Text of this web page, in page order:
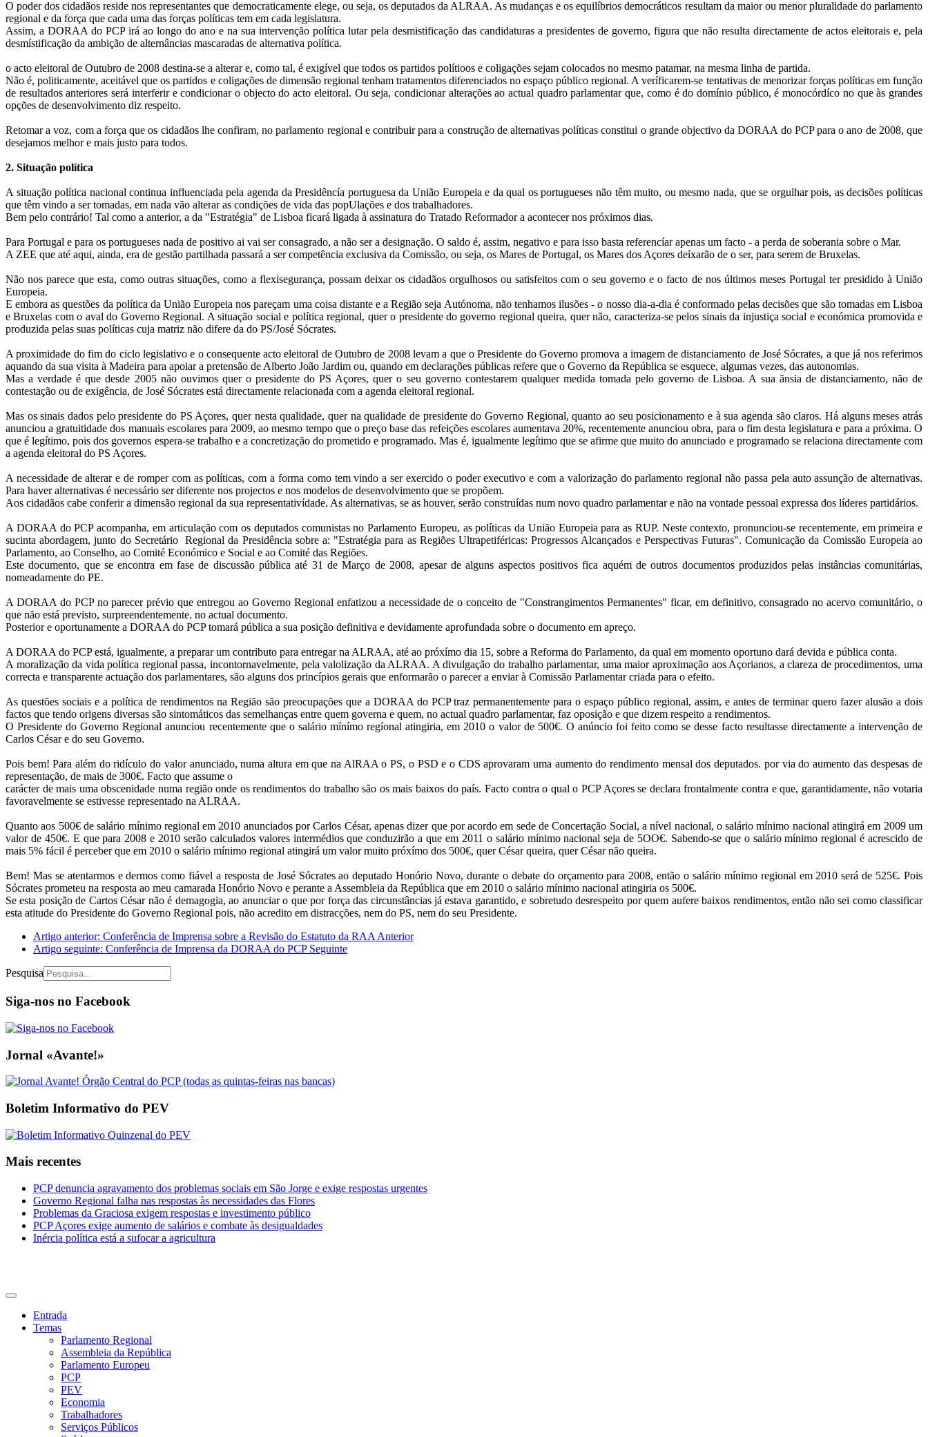
O poder dos cidadãos reside nos representantes que democraticamente elege, ou seja, os deputados da ALRAA. As mudanças e os equilíbrios democráticos resultam da maior ou menor pluralidade do parlamento
regional e da força que cada uma das forças políticas tem em cada legislatura.
Assim, a DORAA do PCP irá ao longo do ano e na sua intervenção política lutar pela desmistificação das candidaturas a presidentes de governo, figura que não resulta directamente de actos eleitorais e, pela
desmístificação da ambição de alternâncias mascaradas de alternativa política.
o acto eleitoral de Outubro de 2008 destina-se a alterar e, como tal, é exigível que todos os partidos polítioos e coligações sejam colocados no mesmo patamar, na mesma linha de partida.
Não é, politicamente, aceitável que os partidos e coligações de dimensão regional tenham tratamentos diferenciados no espaço público regional. A veríficarem-se tentativas de menorizar forças políticas em função
de resultados anteriores será interferir e condicionar o objecto do acto eleitoral. Ou seja, condicionar alterações ao actual quadro parlamentar que, como é do domínio público, é monocórdíco no que às grandes
opções de desenvolvimento diz respeito.
Retomar a voz, com a força que os cidadãos lhe confiram, no parlamento regional e contribuir para a construção de alternativas políticas constitui o grande objectivo da DORAA do PCP para o ano de 2008, que
desejamos melhor e mais justo para todos.
2. Situação política
A situação política nacional continua influenciada pela agenda da Presidêncía portuguesa da União Europeia e da qual os portugueses não têm muito, ou mesmo nada, que se orgulhar pois, as decisões políticas
que têm vindo a ser tomadas, em nada vão alterar as condições de vida das popUlações e dos trabalhadores.
Bem pelo contrário! Tal como a anterior, a da "Estratégia" de Lisboa ficará ligada à assinatura do Tratado Reformador a acontecer nos próximos dias.
Para Portugal e para os portugueses nada de positivo ai vai ser consagrado, a não ser a designação. O saldo é, assim, negativo e para isso basta referencíar apenas um facto - a perda de soberania sobre o Mar.
A ZEE que até aqui, ainda, era de gestão partilhada passará a ser competência exclusiva da Comissão, ou seja, os Mares de Portugal, os Mares dos Açores deíxarão de o ser, para serem de Bruxelas.
Não nos parece que esta, como outras situações, como a flexisegurança, possam deixar os cidadãos orgulhosos ou satisfeitos com o seu governo e o facto de nos últimos meses Portugal ter presidido à União
Europeia.
E embora as questões da política da União Europeia nos pareçam uma coisa distante e a Região seja Autónoma, não tenhamos ilusões - o nosso dia-a-dia é conformado pelas decisões que são tomadas em Lisboa
e Bruxelas com o aval do Governo Regional. A situação social e política regional, quer o presidente do governo regional queira, quer não, caracteriza-se pelos sinais da injustiça social e económica promovida e
produzida pelas suas políticas cuja matriz não difere da do PS/José Sócrates.
A proximidade do fim do ciclo legislativo e o consequente acto eleitoral de Outubro de 2008 levam a que o Presidente do Governo promova a imagem de distanciamento de José Sócrates, a que já nos referimos
aquando da sua visita à Madeira para apoiar a pretensão de Alberto João Jardim ou, quando em declarações públicas refere que o Governo da República se esquece, algumas vezes, das autonomias.
Mas a verdade é que desde 2005 não ouvimos quer o presidente do PS Açores, quer o seu governo contestarem qualquer medida tomada pelo governo de Lisboa. A sua ãnsia de distanciamento, não de
contestação ou de exigência, de José Sócrates está directamente relacionada com a agenda eleitoral regional.
Mas os sinais dados pelo presidente do PS Açores, quer nesta qualidade, quer na qualidade de presidente do Governo Regional, quanto ao seu posicionamento e à sua agenda são claros. Há alguns meses atrás
anunciou a gratuitidade dos manuais escolares para 2009, ao mesmo tempo que o preço base das refeições escolares aumentava 20%, recentemente anunciou obra, para o fim desta legislatura e para a próxima. O
que é legítimo, pois dos governos espera-se trabalho e a concretização do prometido e programado. Mas é, igualmente legítimo que se afirme que muito do anunciado e programado se relaciona directamente com
a agenda eleitoral do PS Açores.
A necessidade de alterar e de romper com as políticas, com a forma como tem vindo a ser exercido o poder executivo e com a valorização do parlamento regional não passa pela auto assunção de alternativas.
Para haver alternativas é necessário ser diferente nos projectos e nos modelos de desenvolvimento que se propõem.
Aos cidadãos cabe conferir a dimensão regional da sua representativídade. As alternativas, se as houver, serão construídas num novo quadro parlamentar e não na vontade pessoal expressa dos líderes partidários.
A DORAA do PCP acompanha, em articulação com os deputados comunistas no Parlamento Europeu, as políticas da União Europeia para as RUP. Neste contexto, pronunciou-se recentemente, em primeira e
sucinta abordagem, junto do Secretário Regional da Presidência sobre a: "Estratégia para as Regiões Ultrapetiféricas: Progressos Alcançados e Perspectivas Futuras". Comunicação da Comissão Europeia ao
Parlamento, ao Conselho, ao Comité Económico e Social e ao Comité das Regiões.
Este documento, que se encontra em fase de discussão pública até 31 de Março de 2008, apesar de alguns aspectos positivos fica aquém de outros documentos produzidos pelas instâncias comunitárias,
nomeadamente do PE.
A DORAA do PCP no parecer prévio que entregou ao Governo Regional enfatizou a necessidade de o conceito de "Constrangimentos Permanentes" ficar, em definitivo, consagrado no acervo comunitário, o
que não está previsto, surpreendentemente. no actual documento.
Posterior e oportunamente a DORAA do PCP tomará pública a sua posição definitiva e devidamente aprofundada sobre o documento em apreço.
A DORAA do PCP está, igualmente, a preparar um contributo para entregar na ALRAA, até ao próxímo dia 15, sobre a Reforma do Parlamento, da qual em momento oportuno dará devida e pública conta.
A moralização da vida política regional passa, incontornavelmente, pela valolização da ALRAA. A divulgação do trabalho parlamentar, uma maior aproximação aos Açorianos, a clareza de procedimentos, uma
correcta e transparente actuação dos parlamentares, são alguns dos princípios gerais que enformarão o parecer a enviar à Comissão Parlamentar criada para o efeito.
As questões sociais e a política de rendimentos na Região são preocupações que a DORAA do PCP traz permanentemente para o espaço público regional, assim, e antes de terminar quero fazer alusão a dois
factos que tendo origens diversas são sintomáticos das semelhanças entre quem governa e quem, no actual quadro parlamentar, faz oposição e que dizem respeito a rendimentos.
O Presidente do Governo Regional anunciou recentemente que o salário mínímo regíonal atingiria, em 2010 o valor de 500€. O anúncio foi feito como se desse facto resultasse directamente a intervenção de
Carlos César e do seu Governo.
Pois bem! Para além do ridículo do valor anunciado, numa altura em que na AlRAA o PS, o PSD e o CDS aprovaram uma aumento do rendimento mensal dos deputados. por via do aumento das despesas de
representação, de mais de 300€. Facto que assume o
carácter de mais uma obscenidade numa região onde os rendimentos do trabalho são os mais baixos do país. Facto contra o qual o PCP Açores se declara frontalmente contra e que, garantidamente, não votaria
favoravelmente se estivesse representado na ALRAA.
Quanto aos 500€ de salário mínimo regional em 2010 anunciados por Carlos César, apenas dizer que por acordo em sede de Concertação Social, a nível nacional, o salário mínimo nacional atingirá em 2009 um
valor de 450€. E que para 2008 e 2010 serão calculados valores intermédios que conduzirão a que em 2011 o salário mínimo nacional seja de 5OO€. Sabendo-se que o salário mínimo regional é acrescido de
mais 5% fácil é perceber que em 2010 o salário mínimo regional atingirá um valor muito próxímo dos 500€, quer César queira, quer César não queira.
Bem! Mas se atentarmos e dermos como fiável a resposta de José Sócrates ao deputado Honório Novo, durante o debate do orçamento para 2008, então o salário mínimo regional em 2010 será de 525€. Pois
Sócrates prometeu na resposta ao meu camarada Honório Novo e perante a Assembleia da República que em 2010 o salário mínimo nacional atingiria os 500€.
Se esta posição de Cartos César não é demagogia, ao anunciar o que por força das circunstâncias já estava garantido, e sobretudo desrespeito por quem aufere baixos rendimentos, então não sei como classificar
esta atitude do Presidente do Governo Regional pois, não acredito em distracções, nem do PS, nem do seu Presidente.
Artigo anterior: Conferência de Imprensa sobre a Revisão do Estatuto da RAAAnterior
Artigo seguinte: Conferência de Imprensa da DORAA do PCP Seguinte
Pesquisa
Siga-nos no Facebook
Jornal «Avante!»
Boletim Informativo do PEV
Mais recentes
PCP denuncia agravamento dos problemas sociais em São Jorge e exige respostas urgentes
Governo Regional falha nas respostas às necessidades das Flores
Problemas da Graciosa exigem respostas e investimento público
PCP Açores exige aumento de salários e combate às desigualdades
Inércia política está a sufocar a agricultura
Entrada
Temas
Parlamento Regional
Assembleia da República
Parlamento Europeu
PCP
PEV
Economia
Trabalhadores
Serviços Públicos